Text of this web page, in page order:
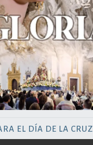
EL DÍA DE LA CRUZ